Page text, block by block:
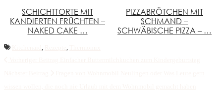
SCHICHTTORTE MIT
KANDIERTEN FRÜCHTEN –
NAKED CAKE …
PIZZABRÖTCHEN MIT
SCHMAND –
SCHWÄBISCHE PIZZA – …
, ,